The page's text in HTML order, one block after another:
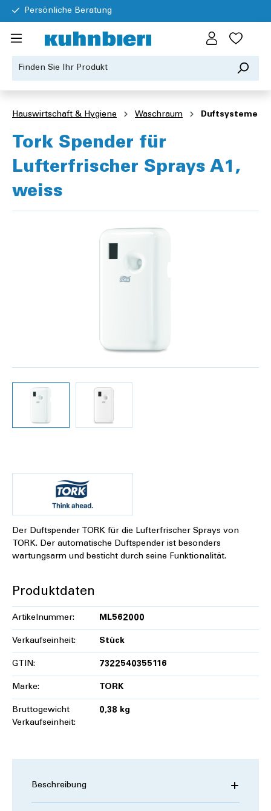
Persönliche Beratung
Hauswirtschaft & Hygiene Waschraum Duftsysteme
Tork Spender für
Lufterfrischer Sprays A1,
weiss
Der Duftspender TORK für die Lufterfrischer Sprays von
TORK. Der automatische Duftspender ist besonders
wartungsarm und besticht durch seine Funktionalität.
Produktdaten
Artikelnummer: ML562000
Verkaufseinheit: Stück
GTIN: 7322540355116
Marke: TORK
Bruttogewicht
Verkaufseinheit:
0,38 kg
Beschreibung